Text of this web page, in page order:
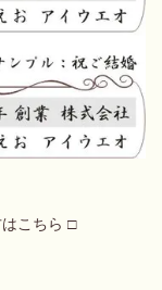
こちら □